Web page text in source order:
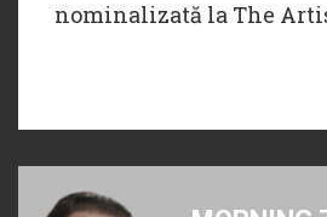
nominalizată la The